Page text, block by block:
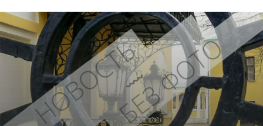
Благоустройство
Криминал
Культура
Недвижимость и ЖКХ
Образование
Общество
Погода